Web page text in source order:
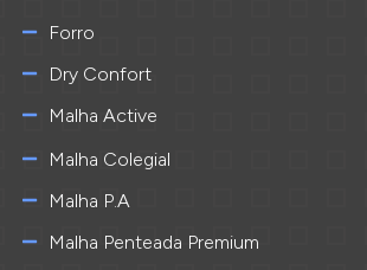
Forro
Dry Confort
Malha Active
Malha Colegial
Malha P.A
Malha Penteada Premium